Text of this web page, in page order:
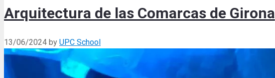
Arquitectura de las Comarcas de Girona
13/06/2024 by UPC School